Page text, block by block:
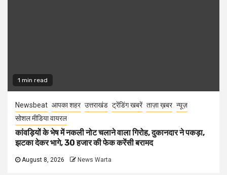
1 min read
Newsbeat आपका शहर उत्तराखंड ट्रेंडिंग खबरें ताज़ा ख़बर न्यूज़
सोशल मीडिया वायरल
कांवड़ियों के भेष में नकली नोट चलाने वाला गिरोह, दुकानदार ने पकड़ा,
झटका देकर भागे, 30 हजार की फेक करेंसी बरामद
August 8, 2026 News Warta